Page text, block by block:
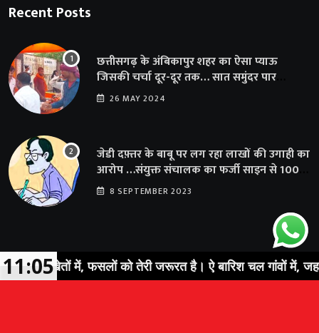
Recent Posts
छत्तीसगढ़ के अंबिकापुर शहर का ऐसा प्याऊ
जिसकी चर्चा दूर-दूर तक… सात समुंदर पार
अमेरिका से भी पहुंचा सहयोग
26 MAY 2024
जेडी दफ़्तर के बाबू पर लग रहा लाखों की उगाही का
आरोप …संयुक्त संचालक का फर्जी साइन से 100
शिक्षकों क़ो थमाया संशोधन आदेश
8 SEPTEMBER 2023
खेतों में, फसलों को तेरी जरूरत है। ऐ बारिश चल गांवों में, जहां तेरी
11:05